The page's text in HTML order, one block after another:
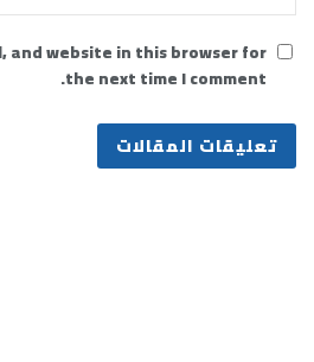
and website in this browser for
the next time I comment.